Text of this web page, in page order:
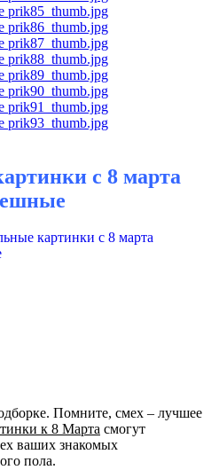
с 8 марта
Помните, смех – лучшее
к 8 Марта смогут
ваших знакомых
пола.